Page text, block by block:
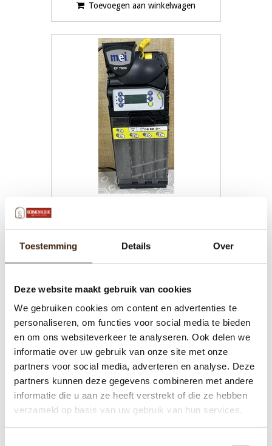
Toestemming Details Over
Deze website maakt gebruik van cookies
We gebruiken cookies om content en advertenties te
personaliseren, om functies voor social media te bieden
en om ons websiteverkeer te analyseren. Ook delen we
informatie over uw gebruik van onze site met onze
partners voor social media, adverteren en analyse. Deze
partners kunnen deze gegevens combineren met andere
informatie die u aan ze heeft verstrekt of die ze hebben
verzameld op basis van uw gebruik van hun services.
Toevoegen aan winkelwagen
Nieuwste producten
Menu